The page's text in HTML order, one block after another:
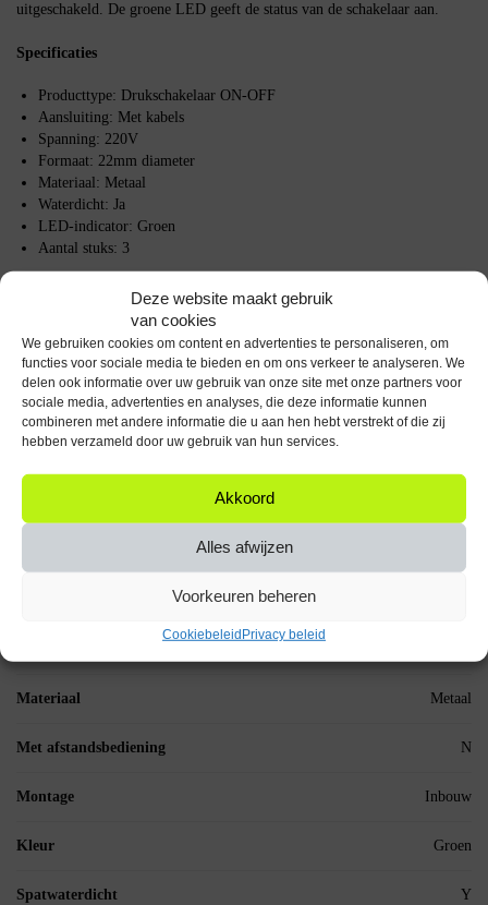
Deze website maakt gebruik
van cookies
We gebruiken cookies om content en advertenties te personaliseren, om
functies voor sociale media te bieden en om ons verkeer te analyseren. We
delen ook informatie over uw gebruik van onze site met onze partners voor
sociale media, advertenties en analyses, die deze informatie kunnen
combineren met andere informatie die u aan hen hebt verstrekt of die zij
hebben verzameld door uw gebruik van hun services.
Akkoord
Alles afwijzen
Voorkeuren beheren
CookiebeleidPrivacy beleid
uitgeschakeld. De groene LED geeft de status van de schakelaar aan.
Specificaties
Producttype: Drukschakelaar ON-OFF
Aansluiting: Met kabels
Spanning: 220V
Formaat: 22mm diameter
Materiaal: Metaal
Waterdicht: Ja
LED-indicator: Groen
Aantal stuks: 3
Deze drukschakelaar is geschikt voor het bedienen van elektrische circuits
Specificaties
Verpakkingsinhoud 3x Metalen Drukschakelaar, 3x Aansluitkabel
Materiaal Metaal
Met afstandsbediening N
Montage Inbouw
Kleur Groen
Spatwaterdicht Y